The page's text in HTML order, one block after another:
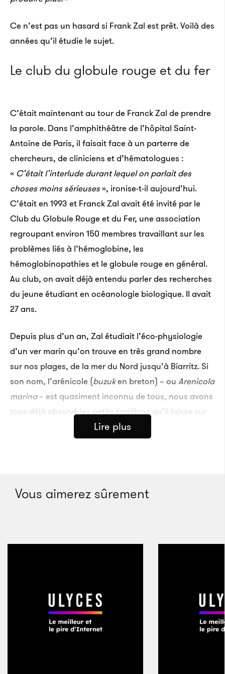
Ce n’est pas un hasard si Frank Zal est prêt. Voilà des
années qu’il étudie le sujet.
Le club du globule rouge et du fer
C’était maintenant au tour de Franck Zal de prendre
la parole. Dans l’amphithéâtre de l’hôpital Saint-
Antoine de Paris, il faisait face à un parterre de
chercheurs, de cliniciens et d’hématologues :
« C’était l’interlude durant lequel on parlait des
choses moins sérieuses», ironise-t-il aujourd’hui.
C’était en 1993 et Franck Zal avait été invité par le
Club du Globule Rouge et du Fer, une association
regroupant environ 150 membres travaillant sur les
problèmes liés à l’hémoglobine, les
hémoglobinopathies et le globule rouge en général.
Au club, on avait déjà entendu parler des recherches
du jeune étudiant en océanologie biologique. Il avait
27 ans.
Depuis plus d’un an, Zal étudiait l’éco-physiologie
d’un ver marin qu’on trouve en très grand nombre
sur nos plages, de la mer du Nord jusqu’à Biarritz. Si
son nom, l’arénicole (buzuken breton) – ou Arenicola
marina– est quasiment inconnu de tous, nous avons
tous déjà observé les petits tortillons qu’il laisse sur
l’estran, signe que l’animal est là, tapi sous le sable.
Lire plus
Vous aimerez sûrement